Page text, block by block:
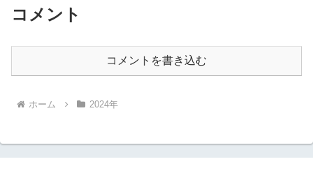
コメント
コメントを書き込む
ホーム 2024年